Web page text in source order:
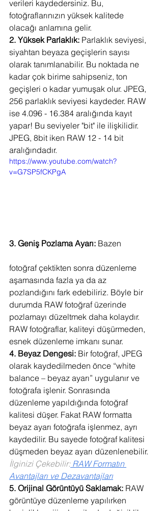
verileri kaydedersiniz. Bu,
fotoğraflarınızın yüksek kalitede
olacağı anlamına gelir.
2. Yüksek Parlaklık: Parlaklık seviyesi,
siyahtan beyaza geçişlerin sayısı
olarak tanımlanabilir. Bu noktada ne
kadar çok birime sahipseniz, ton
geçişleri o kadar yumuşak olur. JPEG,
256 parlaklık seviyesi kaydeder. RAW
ise 4.096 - 16.384 aralığında kayıt
yapar! Bu seviyeler "bit" ile ilişkilidir.
JPEG, 8bit iken RAW 12 - 14 bit
aralığındadır.
https://www.youtube.com/watch?
v=G7SP5fCKPgA
3. Geniş Pozlama Ayarı: Bazen
fotoğraf çektikten sonra düzenleme
aşamasında fazla ya da az
pozlandığını fark edebiliriz. Böyle bir
durumda RAW fotoğraf üzerinde
pozlamayı düzeltmek daha kolaydır.
RAW fotoğraflar, kaliteyi düşürmeden,
esnek düzenleme imkanı sunar.
4. Beyaz Dengesi: Bir fotoğraf, JPEG
olarak kaydedilmeden önce “white
balance – beyaz ayarı” uygulanır ve
fotoğrafa işlenir. Sonrasında
düzenleme yapıldığında fotoğraf
kalitesi düşer. Fakat RAW formatta
beyaz ayarı fotoğrafa işlenmez, ayrı
kaydedilir. Bu sayede fotoğraf kalitesi
düşmeden beyaz ayarı düzenlenebilir.
İlginizi Çekebilir: RAW Formatın
Avantajları ve Dezavantajları
5. Orijinal Görüntüyü Saklamak: RAW
görüntüye düzenleme yapılırken